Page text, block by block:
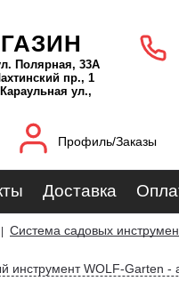
Полярная, 33А
пр., 1
ул.,
Профиль/Заказы
Доставка
Система садовых
инструмент WOLF-Garten -